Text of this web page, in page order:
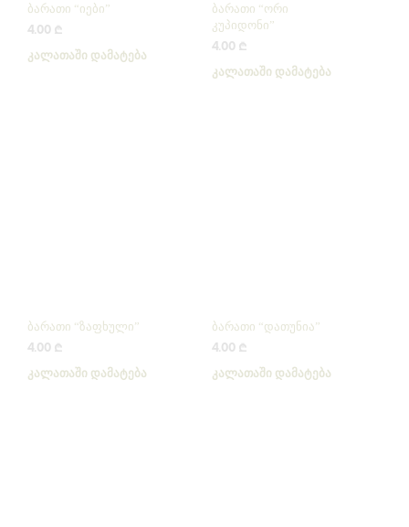
ბარათი “იები”
4.00 ₾
ᲙᲐᲚᲐᲗᲐᲨᲘ ᲓᲐᲛᲐᲢᲔᲑᲐ
ბარათი “ორი
კუპიდონი”
4.00 ₾
ᲙᲐᲚᲐᲗᲐᲨᲘ ᲓᲐᲛᲐᲢᲔᲑᲐ
ბარათი “ზაფხული”
4.00 ₾
ᲙᲐᲚᲐᲗᲐᲨᲘ ᲓᲐᲛᲐᲢᲔᲑᲐ
ბარათი “დათუნია”
4.00 ₾
ᲙᲐᲚᲐᲗᲐᲨᲘ ᲓᲐᲛᲐᲢᲔᲑᲐ